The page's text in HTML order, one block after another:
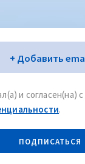
почта
+ Добавить
и согласен(на) с
.
ПОДПИСАТЬСЯ